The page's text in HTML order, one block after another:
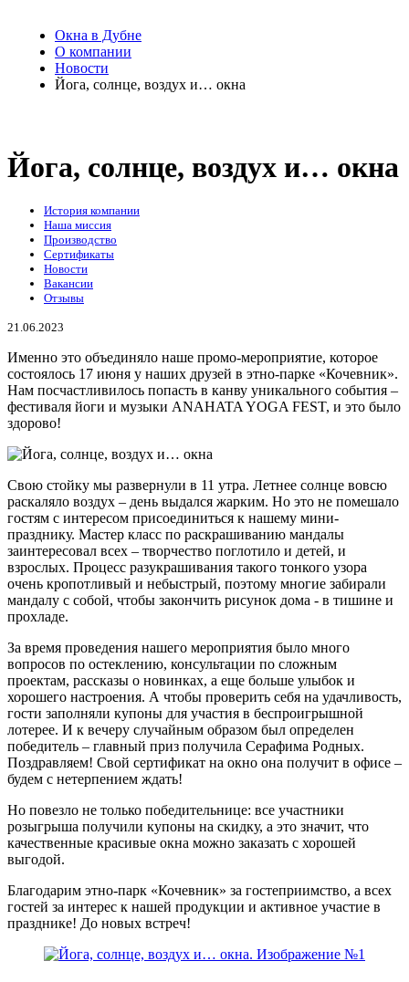
Окна в Дубне
О компании
Новости
Йога, солнце, воздух и… окна
Йога, солнце, воздух и… окна
История компании
Наша миссия
Производство
Сертификаты
Новости
Вакансии
Отзывы
21.06.2023
Именно это объединяло наше промо-мероприятие, которое
состоялось 17 июня у наших друзей в этно-парке «Кочевник».
Нам посчастливилось попасть в канву уникального события –
фестиваля йоги и музыки ANAHATA YOGA FEST, и это было
здорово!
Свою стойку мы развернули в 11 утра. Летнее солнце вовсю
раскаляло воздух – день выдался жарким. Но это не помешало
гостям с интересом присоединиться к нашему мини-
празднику. Мастер класс по раскрашиванию мандалы
заинтересовал всех – творчество поглотило и детей, и
взрослых. Процесс разукрашивания такого тонкого узора
очень кропотливый и небыстрый, поэтому многие забирали
мандалу с собой, чтобы закончить рисунок дома - в тишине и
прохладе.
За время проведения нашего мероприятия было много
вопросов по остеклению, консультации по сложным
проектам, рассказы о новинках, а еще больше улыбок и
хорошего настроения. А чтобы проверить себя на удачливость,
гости заполняли купоны для участия в беспроигрышной
лотерее. И к вечеру случайным образом был определен
победитель – главный приз получила Серафима Родных.
Поздравляем! Свой сертификат на окно она получит в офисе –
будем с нетерпением ждать!
Но повезло не только победительнице: все участники
розыгрыша получили купоны на скидку, а это значит, что
качественные красивые окна можно заказать с хорошей
выгодой.
Благодарим этно-парк «Кочевник» за гостеприимство, а всех
гостей за интерес к нашей продукции и активное участие в
празднике! До новых встреч!